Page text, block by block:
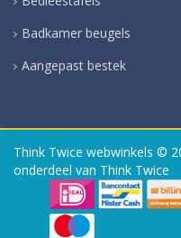
Badkamer beugels
Aangepast bestek
Think Twice webwinkels ©
onderdeel van Think Twice